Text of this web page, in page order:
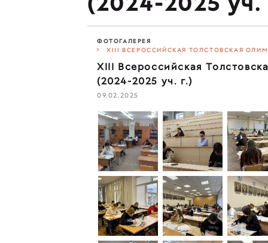
ФОТОГАЛЕРЕЯ
XIII ВСЕРОССИЙСКАЯ ТОЛСТОВСКАЯ
XIII Всероссийская
(2024-2025 уч. г.)
09.02.2025